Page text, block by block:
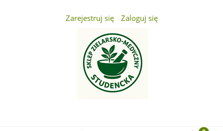
Zarejestruj się Zaloguj się